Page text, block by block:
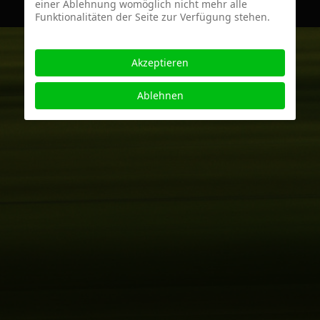
einer Ablehnung womöglich nicht mehr alle
Funktionalitäten der Seite zur Verfügung stehen.
Akzeptieren
Ablehnen